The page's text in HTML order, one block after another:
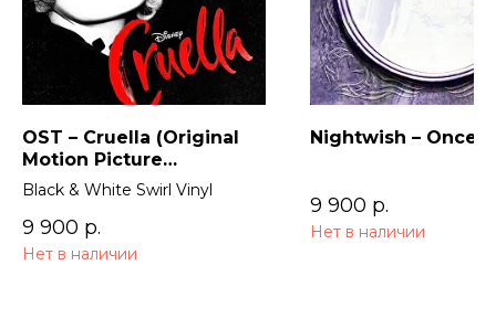
OST – Cruella (Original
Motion Picture
Soundtrack) 2LP
Black & White Swirl Vinyl
9 900 р.
Нет в наличии
Nightwish – Once
9 900 р.
Нет в наличии